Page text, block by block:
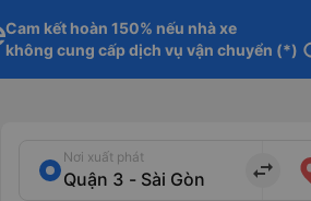
Cam kết hoàn 150% nếu nhà xe
không cung cấp dịch vụ vận chuyển (*)
Nơi xuất phát
import_export